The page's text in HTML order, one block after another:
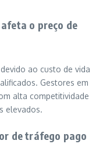
o preço de
ao custo de vida
Gestores em
alta competitividade
elevados.
de tráfego pago